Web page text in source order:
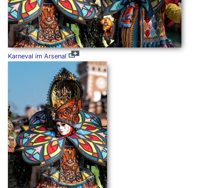
Karneval im Arsenal